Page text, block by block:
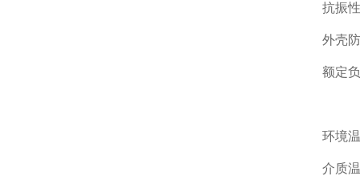
抗振
外壳
额定
环境
介质